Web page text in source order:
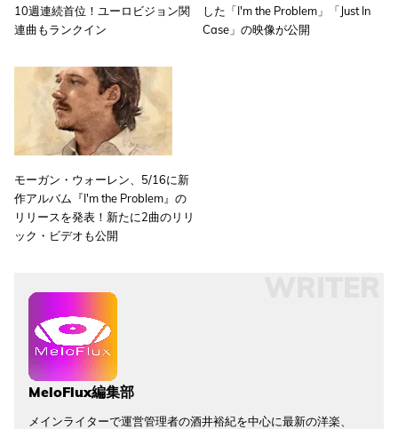
10週連続首位！ユーロビジョン関
連曲もランクイン
した「I'm the Problem」「Just In
Case」の映像が公開
モーガン・ウォーレン、5/16に新
作アルバム『I'm the Problem』の
リリースを発表！新たに2曲のリリ
ック・ビデオも公開
MeloFlux編集部
メインライターで運営管理者の酒井裕紀を中心に最新の洋楽、